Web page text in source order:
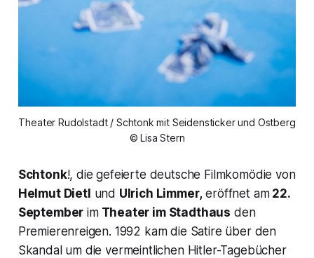
Theater Rudolstadt / Schtonk mit Seidensticker und Ostberg
© Lisa Stern
Schtonk!, die gefeierte deutsche Filmkomödie von
Helmut Dietl und Ulrich Limmer,eröffnet am22.
September imTheater im Stadthaus den
Premierenreigen. 1992 kam die Satire über den
Skandal um die vermeintlichen Hitler-Tagebücher